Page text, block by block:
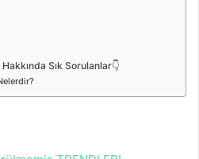
Sık Sorulanlar👇